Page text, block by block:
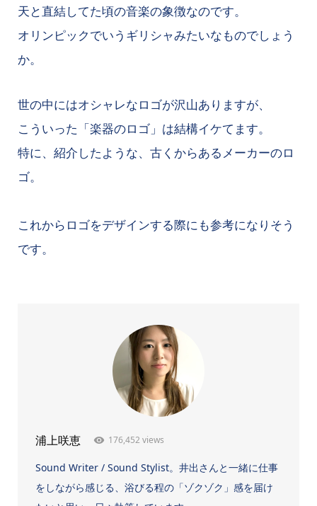
天と直結してた頃の音楽の象徴なのです。
オリンピックでいうギリシャみたいなものでしょう
か。
世の中にはオシャレなロゴが沢山ありますが、
こういった「楽器のロゴ」は結構イケてます。
特に、紹介したような、古くからあるメーカーのロ
ゴ。
これからロゴをデザインする際にも参考になりそう
です。
浦上咲恵 176,452 views
Sound Writer / Sound Stylist。井出さんと一緒に仕事
をしながら感じる、浴びる程の「ゾクゾク」感を届け